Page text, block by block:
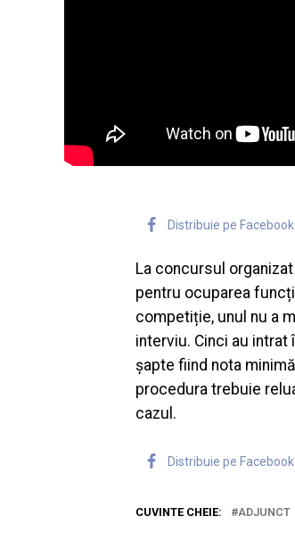
Distribuie pe Facebook
La concursul
pentru ocuparea
competiție, unul nu a
interviu. Cinci au
șapte fiind nota
procedura trebuie
cazul.
Distribuie pe Facebook
CUVINTE CHEIE: ADJUNCT